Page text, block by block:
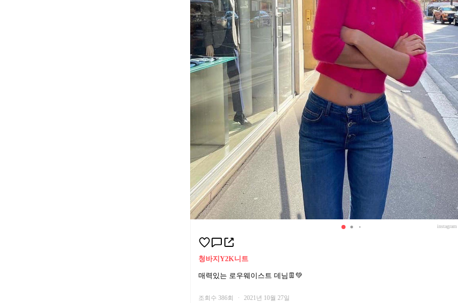
instagram
청바지 Y2K니트
매력있는 로우웨이스트 데님👖💚
조회수 386회 · 2021년 10월 27일